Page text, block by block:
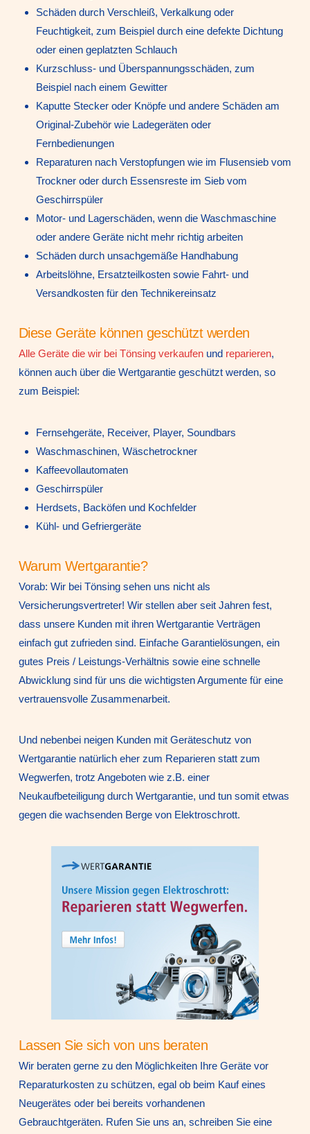
Schäden durch Verschleiß, Verkalkung oder
Feuchtigkeit, zum Beispiel durch eine defekte Dichtung
oder einen geplatzten Schlauch
Kurzschluss- und Überspannungsschäden, zum
Beispiel nach einem Gewitter
Kaputte Stecker oder Knöpfe und andere Schäden am
Original-Zubehör wie Ladegeräten oder
Fernbedienungen
Reparaturen nach Verstopfungen wie im Flusensieb vom
Trockner oder durch Essensreste im Sieb vom
Geschirrspüler
Motor- und Lagerschäden, wenn die Waschmaschine
oder andere Geräte nicht mehr richtig arbeiten
Schäden durch unsachgemäße Handhabung
Arbeitslöhne, Ersatzteilkosten sowie Fahrt- und
Versandkosten für den Technikereinsatz
Diese Geräte können geschützt werden
Alle Geräte die wir bei Tönsing verkaufenund reparieren,
können auch über die Wertgarantie geschützt werden, so
zum Beispiel:
Fernsehgeräte, Receiver, Player, Soundbars
Waschmaschinen, Wäschetrockner
Kaffeevollautomaten
Geschirrspüler
Herdsets, Backöfen und Kochfelder
Kühl- und Gefriergeräte
Warum Wertgarantie?
Vorab: Wir bei Tönsing sehen uns nicht als
Versicherungsvertreter! Wir stellen aber seit Jahren fest,
dass unsere Kunden mit ihren Wertgarantie Verträgen
einfach gut zufrieden sind. Einfache Garantielösungen, ein
gutes Preis / Leistungs-Verhältnis sowie eine schnelle
Abwicklung sind für uns die wichtigsten Argumente für eine
vertrauensvolle Zusammenarbeit.
Und nebenbei neigen Kunden mit Geräteschutz von
Wertgarantie natürlich eher zum Reparieren statt zum
Wegwerfen, trotz Angeboten wie z.B. einer
Neukaufbeteiligung durch Wertgarantie, und tun somit etwas
gegen die wachsenden Berge von Elektroschrott.
Lassen Sie sich von uns beraten
Wir beraten gerne zu den Möglichkeiten Ihre Geräte vor
Reparaturkosten zu schützen, egal ob beim Kauf eines
Neugerätes oder bei bereits vorhandenen
Gebrauchtgeräten. Rufen Sie uns an, schreiben Sie eine